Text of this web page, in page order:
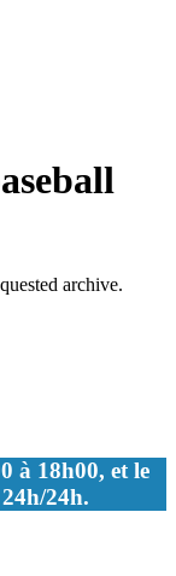
archive.
à 18h00, et le
24h.